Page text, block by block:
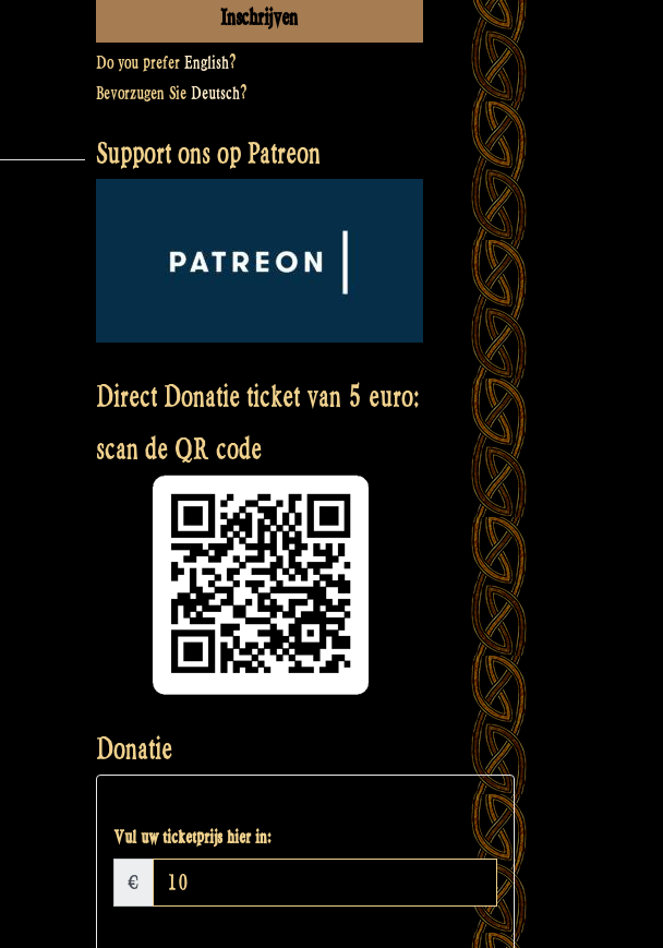
Do you prefer English?
Bevorzugen Sie Deutsch?
Support ons op Patreon
Direct Donatie ticket van 5 euro:
scan de QR code
Donatie
Vul uw ticketprijs hier in:
€